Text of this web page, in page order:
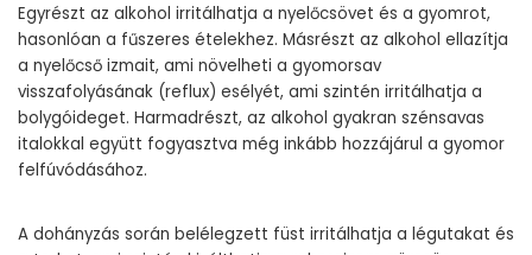
Egyrészt az alkohol irritálhatja a nyelőcsövet és a gyomrot,
hasonlóan a fűszeres ételekhez. Másrészt az alkohol ellazítja
a nyelőcső izmait, ami növelheti a gyomorsav
visszafolyásának (reflux) esélyét, ami szintén irritálhatja a
bolygóideget. Harmadrészt, az alkohol gyakran szénsavas
italokkal együtt fogyasztva még inkább hozzájárul a gyomor
felfúvódásához.
A dohányzás során belélegzett füst irritálhatja a légutakat és